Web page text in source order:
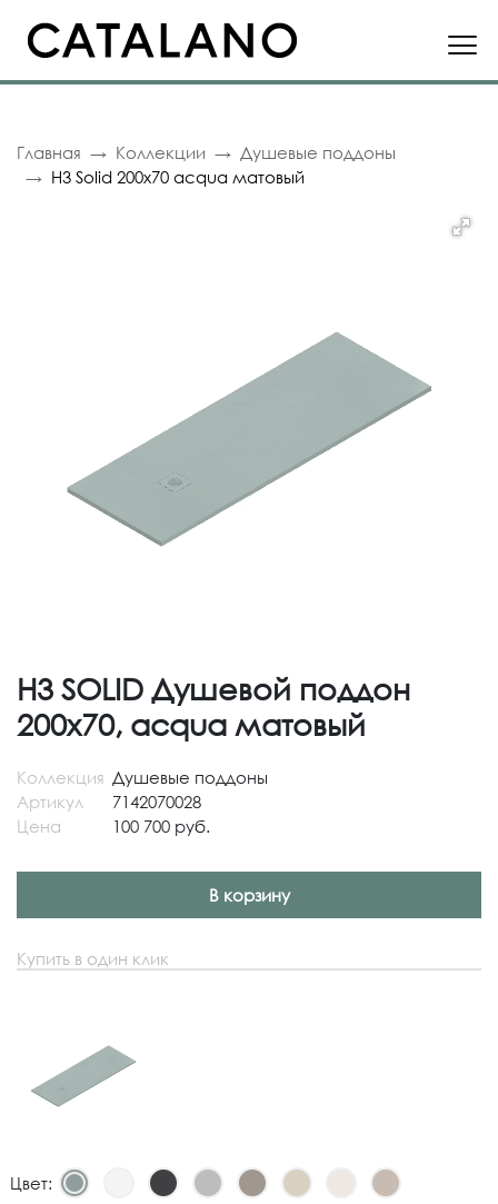
Главная Коллекции
Душевые поддоны
H3 Solid 200x70 acqua матовый
H3 SOLID Душевой поддон
200x70, acqua матовый
Коллекция Душевые поддоны
Артикул
7142070028
Цена
100 700 руб.
В корзину
Купить в один клик
Цвет: